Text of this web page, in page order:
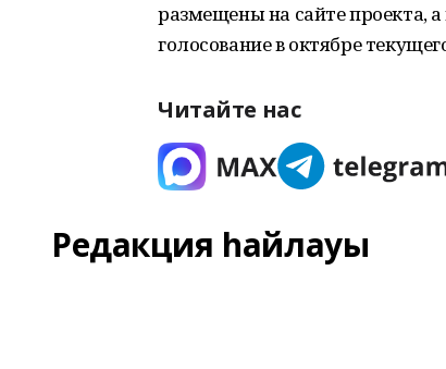
размещены на сайте проекта,
голосование в октябре
Читайте нас
Редакция һайлауы